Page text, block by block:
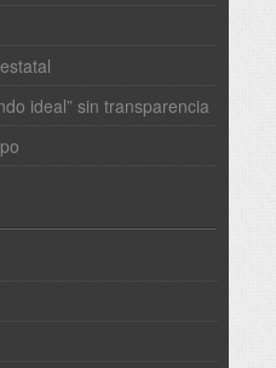
ideal” sin transparencia